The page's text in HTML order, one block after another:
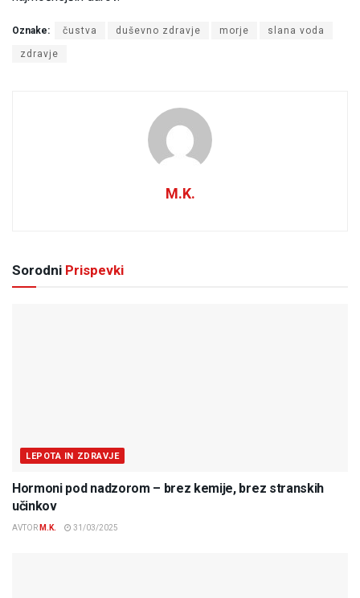
Oznake: čustva duševno zdravje morje slana voda
zdravje
M.K.
Sorodni Prispevki
LEPOTA IN ZDRAVJE
Hormoni pod nadzorom – brez kemije, brez stranskih
učinkov
AVTOR M.K. 31/03/2025